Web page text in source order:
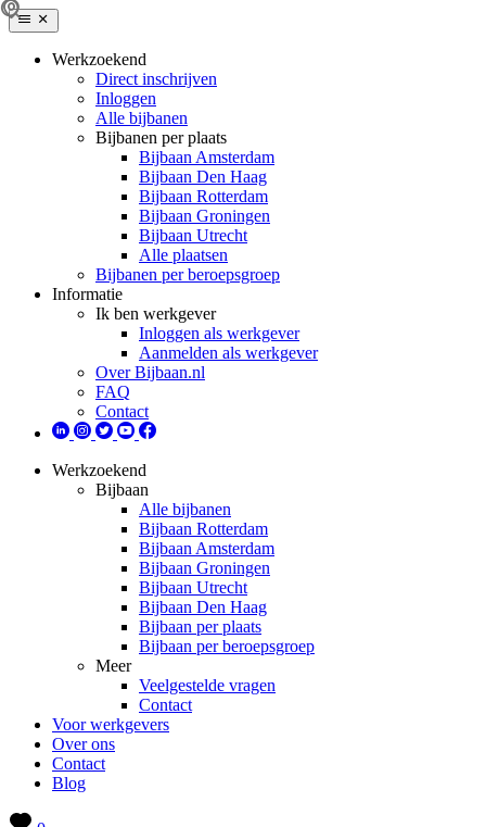
Werkzoekend
Direct inschrijven
Inloggen
Alle bijbanen
Bijbanen per plaats
Bijbaan Amsterdam
Bijbaan Den Haag
Bijbaan Rotterdam
Bijbaan Groningen
Bijbaan Utrecht
Alle plaatsen
Bijbanen per beroepsgroep
Informatie
Ik ben werkgever
Inloggen als werkgever
Aanmelden als werkgever
Over Bijbaan.nl
FAQ
Contact
Werkzoekend
Bijbaan
Alle bijbanen
Bijbaan Rotterdam
Bijbaan Amsterdam
Bijbaan Groningen
Bijbaan Utrecht
Bijbaan Den Haag
Bijbaan per plaats
Bijbaan per beroepsgroep
Meer
Veelgestelde vragen
Contact
Voor werkgevers
Over ons
Contact
Blog